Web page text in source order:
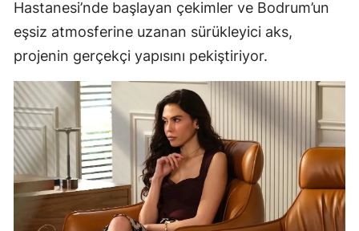
Hastanesi’nde başlayan çekimler ve Bodrum’un
eşsiz atmosferine uzanan sürükleyici aks,
projenin gerçekçi yapısını pekiştiriyor.